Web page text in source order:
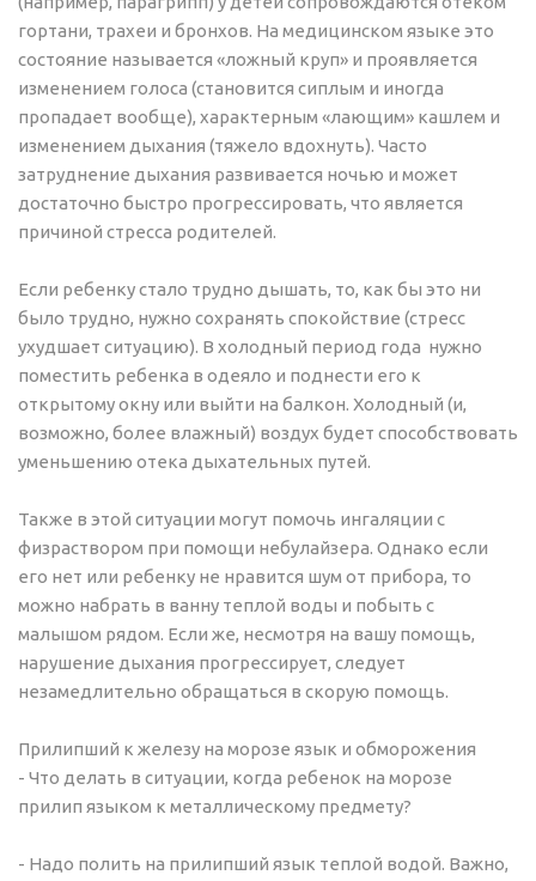
гортани, трахеи и бронхов. На медицинском языке это
состояние называется «ложный круп» и проявляется
изменением голоса (становится сиплым и иногда
пропадает вообще), характерным «лающим» кашлем и
изменением дыхания (тяжело вдохнуть). Часто
затруднение дыхания развивается ночью и может
достаточно быстро прогрессировать, что является
причиной стресса родителей.
Если ребенку стало трудно дышать, то, как бы это ни
было трудно, нужно сохранять спокойствие (стресс
ухудшает ситуацию). В холодный период года нужно
поместить ребенка в одеяло и поднести его к
открытому окну или выйти на балкон. Холодный (и,
возможно, более влажный) воздух будет способствовать
уменьшению отека дыхательных путей.
Также в этой ситуации могут помочь ингаляции с
физраствором при помощи небулайзера. Однако если
его нет или ребенку не нравится шум от прибора, то
можно набрать в ванну теплой воды и побыть с
малышом рядом. Если же, несмотря на вашу помощь,
нарушение дыхания прогрессирует, следует
незамедлительно обращаться в скорую помощь.
Прилипший к железу на морозе язык и обморожения
- Что делать в ситуации, когда ребенок на морозе
прилип языком к металлическому предмету?
- Надо полить на прилипший язык теплой водой. Важно,